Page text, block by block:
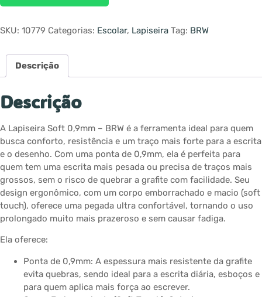
SKU: 10779 Categorias: Escolar, Lapiseira Tag: BRW
Descrição
Descrição
A Lapiseira Soft 0,9mm – BRW é a ferramenta ideal para quem
busca conforto, resistência e um traço mais forte para a escrita
e o desenho. Com uma ponta de 0,9mm, ela é perfeita para
quem tem uma escrita mais pesada ou precisa de traços mais
grossos, sem o risco de quebrar a grafite com facilidade. Seu
design ergonômico, com um corpo emborrachado e macio (soft
touch), oferece uma pegada ultra confortável, tornando o uso
prolongado muito mais prazeroso e sem causar fadiga.
Ela oferece:
Ponta de 0,9mm: A espessura mais resistente da grafite
evita quebras, sendo ideal para a escrita diária, esboços e
para quem aplica mais força ao escrever.